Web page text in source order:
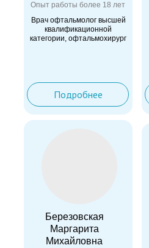
Подробнее
Врач офтальмолог высшей
квалификационной
категории, офтальмохирург
Опыт работы более 18 лет
Березовская
Маргарита
Михайловна